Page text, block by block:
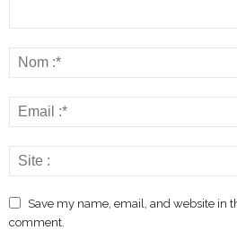
Save my name, email, and website in
comment.